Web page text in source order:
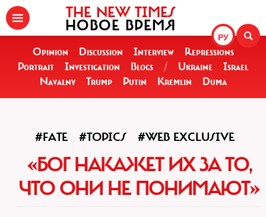
РУ
THE NEW TIMES
НОВОЕ ВРЕМЯ
Opinion Discussion Interview
Repressions
Portrait
Investigation Blogs / Ukraine
Israel
Navalny
Trump Putin Kremlin Duma
#FATE #TOPICS #WEB EXCLUSIVE
«БОГ НАКАЖЕТ ИХ ЗА ТО,
ЧТО ОНИ НЕ ПОНИМАЮТ»